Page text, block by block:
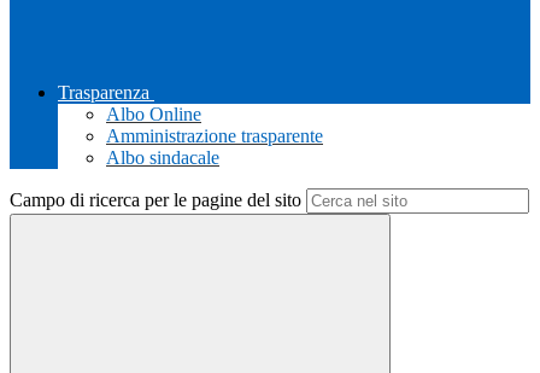
Trasparenza
Albo Online
Amministrazione trasparente
Albo sindacale
Campo di ricerca per le pagine del sito